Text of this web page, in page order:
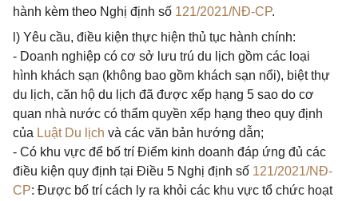
hành kèm theo Nghị định số 121/2021/NĐ-CP.
l) Yêu cầu, điều kiện thực hiện thủ tục hành chính:
- Doanh nghiệp có cơ sở lưu trú du lịch gồm các loại
hình khách sạn (không bao gồm khách sạn nổi), biệt thự
du lịch, căn hộ du lịch đã được xếp hạng 5 sao do cơ
quan nhà nước có thẩm quyền xếp hạng theo quy định
của Luật Du lịch và các văn bản hướng dẫn;
- Có khu vực để bố trí Điểm kinh doanh đáp ứng đủ các
điều kiện quy định tại Điều 5 Nghị định số 121/2021/NĐ-
CP: Được bố trí cách ly ra khỏi các khu vực tổ chức hoạt